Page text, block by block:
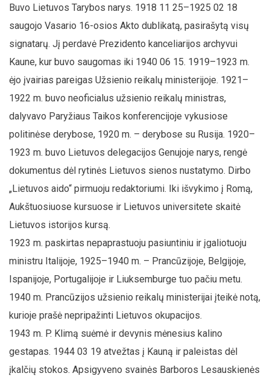
Buvo Lietuvos Tarybos narys. 1918 11 25–1925 02 18
saugojo Vasario 16-osios Akto dublikatą, pasirašytą visų
signatarų. Jį perdavė Prezidento kanceliarijos archyvui
Kaune, kur buvo saugomas iki 1940 06 15. 1919–1923 m.
ėjo įvairias pareigas Užsienio reikalų ministerijoje. 1921–
1922 m. buvo neoficialus užsienio reikalų ministras,
dalyvavo Paryžiaus Taikos konferencijoje vykusiose
politinėse derybose, 1920 m. – derybose su Rusija. 1920–
1923 m. buvo Lietuvos delegacijos Genujoje narys, rengė
dokumentus dėl rytinės Lietuvos sienos nustatymo. Dirbo
„Lietuvos aido“ pirmuoju redaktoriumi. Iki išvykimo į Romą,
Aukštuosiuose kursuose ir Lietuvos universitete skaitė
Lietuvos istorijos kursą.
1923 m. paskirtas nepaprastuoju pasiuntiniu ir įgaliotuoju
ministru Italijoje, 1925–1940 m. – Prancūzijoje, Belgijoje,
Ispanijoje, Portugalijoje ir Liuksemburge tuo pačiu metu.
1940 m. Prancūzijos užsienio reikalų ministerijai įteikė notą,
kurioje prašė nepripažinti Lietuvos okupacijos.
1943 m. P. Klimą suėmė ir devynis mėnesius kalino
gestapas. 1944 03 19 atvežtas į Kauną ir paleistas dėl
įkalčių stokos. Apsigyveno svainės Barboros Lesauskienės